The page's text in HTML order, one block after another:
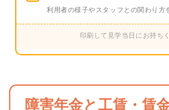
利用者の様子やスタッフとの関わり方
印刷して見学当日にお持ち
障害年金と工賃・賃